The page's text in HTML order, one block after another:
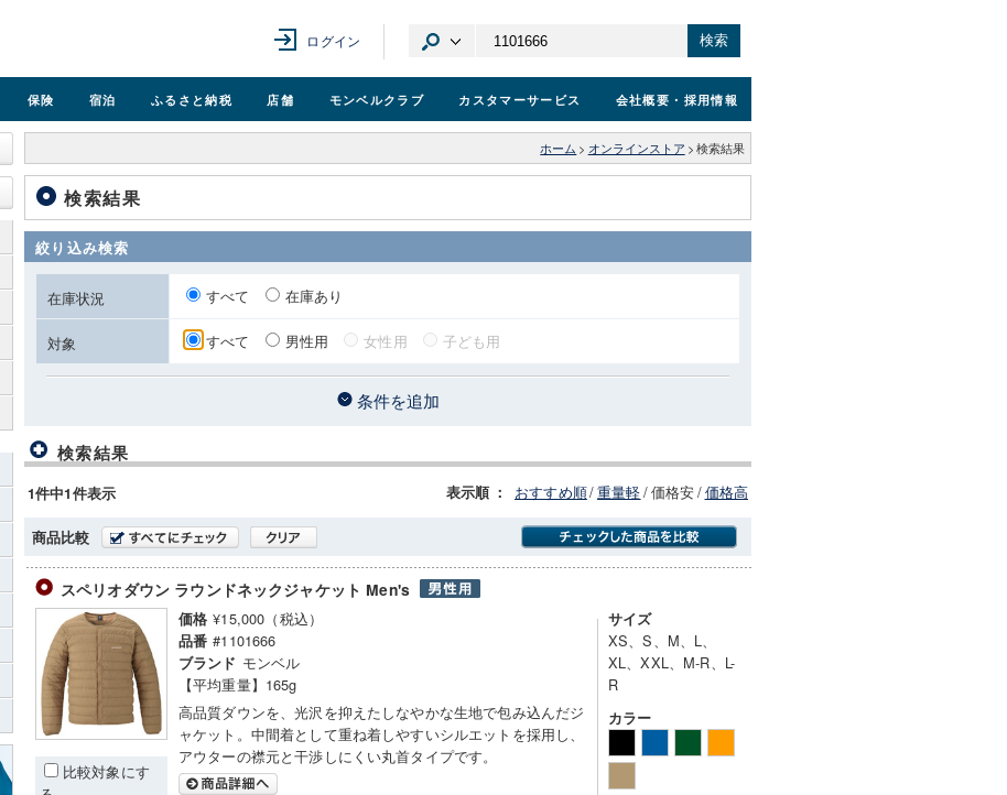
ログイン 検索
保険 宿泊 ふるさと納税 店舗 モンベルクラブ カスタマーサービス 会社概要 ・採用情報
ホーム > オンラインストア > 検索結果
検索結果
絞り込み検索
在庫状況 すべて 在庫あり
対象 すべて 男性用 女性用 子ども用
条件を追加
検索結果
1件中1件表示 表示順 ： おすすめ順/重量軽/価格安/価格高
商品比較
スペリオダウン ラウンドネックジャケット Men's
比較対象にす
価格 ¥15,000（税込）
品番 #1101666
ブランド モンベル
【平均重量】165g
高品質ダウンを、光沢を抑えたしなやかな生地で包み込んだジ
ャケット。中間着として重ね着しやすいシルエットを採用し、
アウターの襟元と干渉しにくい丸首タイプです。
サイズ
XS、S、M、L、
XL、XXL、M-R、L-
R
カラー